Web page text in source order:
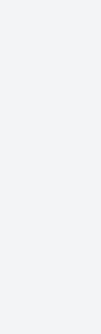
van cookies en
om onze